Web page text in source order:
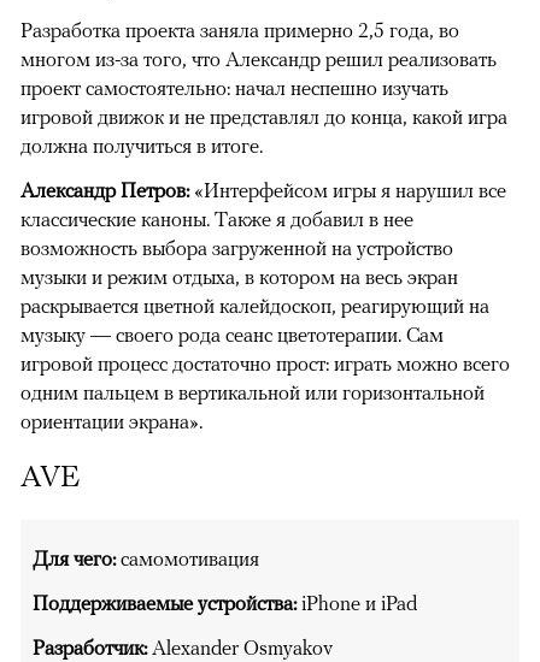
Разработка проекта заняла примерно 2,5 года, во
многом из-за того, что Александр решил реализовать
проект самостоятельно: начал неспешно изучать
игровой движок и не представлял до конца, какой игра
должна получиться в итоге.
Александр Петров: «Интерфейсом игры я нарушил все
классические каноны. Также я добавил в нее
возможность выбора загруженной на устройство
музыки и режим отдыха, в котором на весь экран
раскрывается цветной калейдоскоп, реагирующий на
музыку — своего рода сеанс цветотерапии. Сам
игровой процесс достаточно прост: играть можно всего
одним пальцем в вертикальной или горизонтальной
ориентации экрана».
AVE
Для чего:самомотивация
Поддерживаемые устройства:iPhone и iPad
Разработчик:Alexander Osmyakov